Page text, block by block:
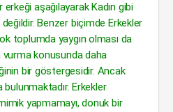
aşağılayarak Kadın gibi
Benzer biçimde Erkekler
toplumda yaygın olması da
vurma konusunda daha
bir göstergesidir. Ancak
Erkekler
yapmamayı, donuk bir